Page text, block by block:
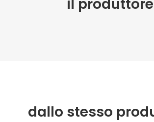
il produttore
dallo stesso